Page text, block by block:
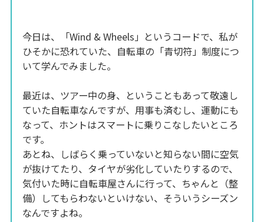
今日は、「Wind & Wheels」というコードで、私が
ひそかに恐れていた、自転車の「青切符」制度につ
いて学んでみました。
最近は、ツアー中の身、ということもあって敬遠し
ていた自転車なんですが、用事も済むし、運動にも
なって、ホントはスマートに乗りこなしたいところ
です。
あとね、しばらく乗っていないと知らない間に空気
が抜けてたり、タイヤが劣化していたりするので、
気付いた時に自転車屋さんに行って、ちゃんと（整
備）してもらわないといけない、そういうシーズン
なんですよね。